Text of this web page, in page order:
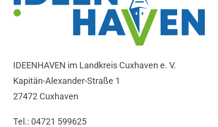
IDEENHAVEN im Landkreis Cuxhaven e. V.
Kapitän-Alexander-Straße 1
27472 Cuxhaven
Tel.: 04721 599625